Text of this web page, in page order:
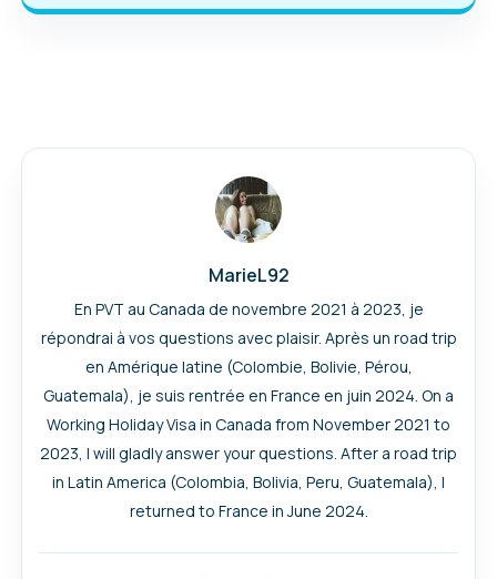
MarieL92
En PVT au Canada de novembre 2021 à 2023, je
répondrai à vos questions avec plaisir. Après un road trip
en Amérique latine (Colombie, Bolivie, Pérou,
Guatemala), je suis rentrée en France en juin 2024. On a
Working Holiday Visa in Canada from November 2021 to
2023, I will gladly answer your questions. After a road trip
in Latin America (Colombia, Bolivia, Peru, Guatemala), I
returned to France in June 2024.